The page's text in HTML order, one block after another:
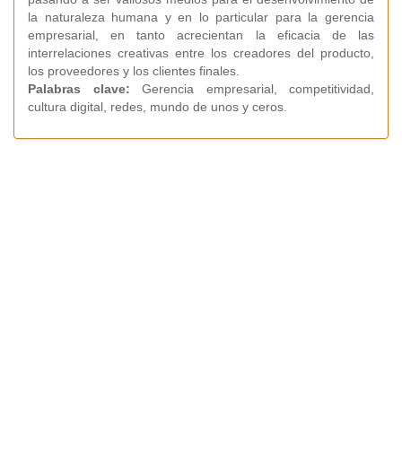
la naturaleza humana y en lo particular para la gerencia
empresarial, en tanto acrecientan la eficacia de las
interrelaciones creativas entre los creadores del producto,
los proveedores y los clientes finales.
Palabras clave: Gerencia empresarial, competitividad,
cultura digital, redes, mundo de unos y ceros.